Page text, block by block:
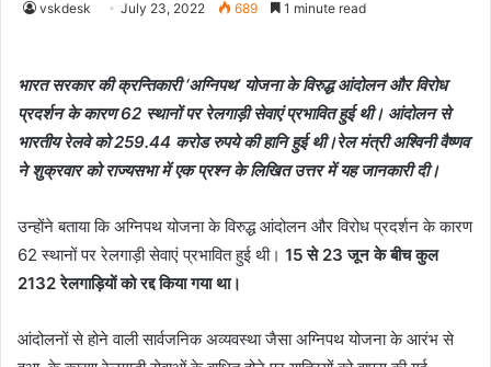
vskdesk July 23, 2022 689 1 minute read
भारत सरकार की क्रन्तिकारी ‘अग्निपथ’ योजना के विरुद्ध आंदोलन और विरोध
प्रदर्शन के कारण 62 स्थानों पर रेलगाड़ी सेवाएं प्रभावित हुई थी। आंदोलन से
भारतीय रेलवे को 259.44 करोड रुपये की हानि हुई थी।रेल मंत्री अश्विनी वैष्णव
ने शुक्रवार को राज्यसभा में एक प्रश्न के लिखित उत्तर में यह जानकारी दी।
उन्होंने बताया कि अग्निपथ योजना के विरुद्ध आंदोलन और विरोध प्रदर्शन के कारण
62 स्थानों पर रेलगाड़ी सेवाएं प्रभावित हुई थी। 15 से 23 जून के बीच कुल
2132 रेलगाड़ियों को रद्द किया गया था।
आंदोलनों से होने वाली सार्वजनिक अव्यवस्था जैसा अग्निपथ योजना के आरंभ से